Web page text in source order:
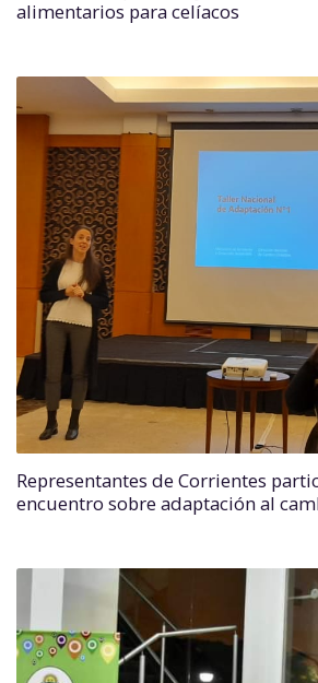
alimentarios para celíacos
Representantes de Corrientes
encuentro sobre adaptación al